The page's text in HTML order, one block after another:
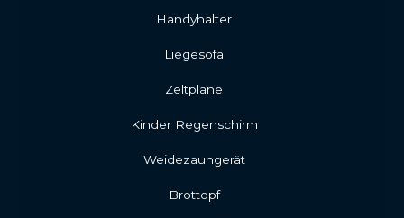
Handyhalter
Liegesofa
Zeltplane
Kinder Regenschirm
Weidezaungerät
Brottopf